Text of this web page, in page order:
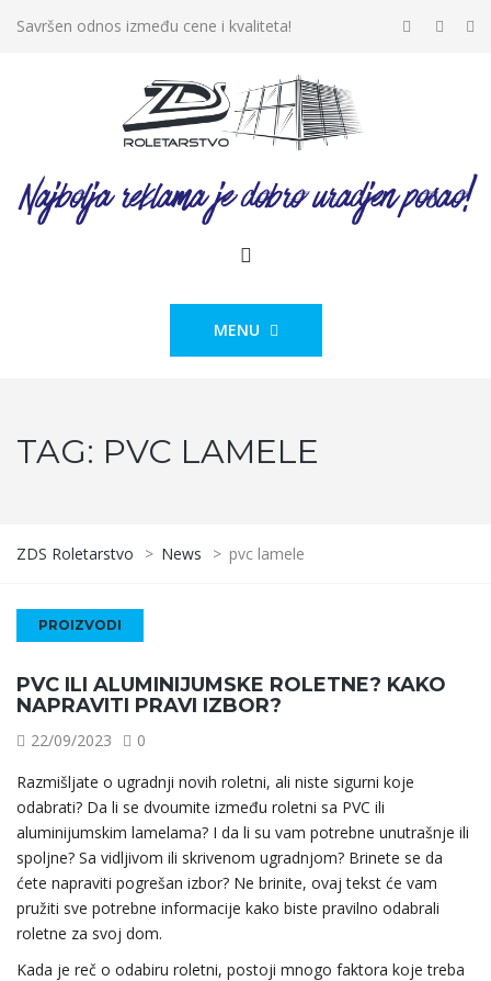
Savršen odnos između cene i kvaliteta!
MENU
TAG: PVC LAMELE
ZDS Roletarstvo > News > pvc lamele
PROIZVODI
PVC ILI ALUMINIJUMSKE ROLETNE? KAKO
NAPRAVITI PRAVI IZBOR?
22/09/2023
0
Razmišljate o ugradnji novih roletni, ali niste sigurni koje
odabrati? Da li se dvoumite između roletni sa PVC ili
aluminijumskim lamelama? I da li su vam potrebne unutrašnje ili
spoljne? Sa vidljivom ili skrivenom ugradnjom? Brinete se da
ćete napraviti pogrešan izbor? Ne brinite, ovaj tekst će vam
pružiti sve potrebne informacije kako biste pravilno odabrali
roletne za svoj dom.
Kada je reč o odabiru roletni, postoji mnogo faktora koje treba